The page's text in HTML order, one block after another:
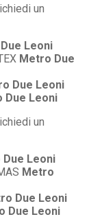
Leoni
Metro Due
Due Leoni
Due Leoni
Due Leoni
Metro
Due Leoni
Due Leoni